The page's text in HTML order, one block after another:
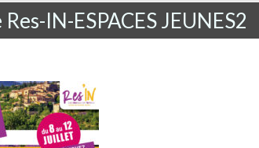
IN-ESPACES JEUNES2